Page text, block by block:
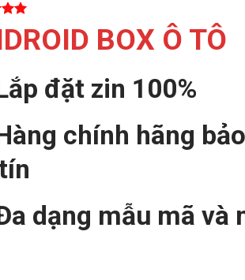
BOX Ô TÔ
đặt zin 100%
chính hãng
dạng mẫu mã và